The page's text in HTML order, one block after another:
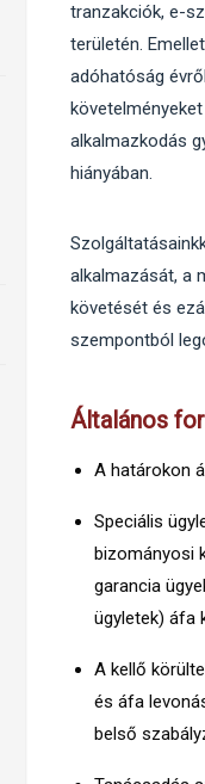
tranzakciók, e-
területén.
adóhatóság
alkalmazkodás
hiányában.
alkalmazását, a
követését és
szempontból
Általános
A határokon
Speciális
bizományosi
garancia
ügyletek) áfa
A kellő
és áfa
belső